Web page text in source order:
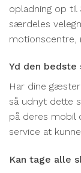
opladning op
særdeles
motionscentre,
Yd den bedste
Har dine
så udnyt dette
på deres mobil
service at
Kan tage alle